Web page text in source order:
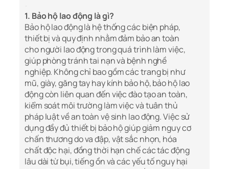
1. Bảo hộ lao động là gì?
Bảo hộ lao động là hệ thống các biện pháp,
thiết bị và quy định nhằm đảm bảo an toàn
cho người lao động trong quá trình làm việc,
giúp phòng tránh tai nạn và bệnh nghề
nghiệp. Không chỉ bao gồm các trang bị như
mũ, giày, găng tay hay kính bảo hộ, bảo hộ lao
động còn liên quan đến việc đào tạo an toàn,
kiểm soát môi trường làm việc và tuân thủ
pháp luật về an toàn vệ sinh lao động. Việc sử
dụng đầy đủ thiết bị bảo hộ giúp giảm nguy cơ
chấn thương do va đập, vật sắc nhọn, hóa
chất độc hại, đồng thời hạn chế các tác động
lâu dài từ bụi, tiếng ồn và các yếu tố nguy hại